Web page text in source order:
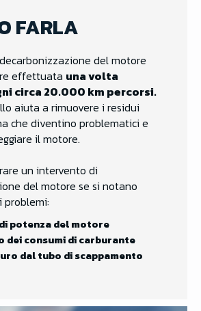
FARLA
del motore
effettuata una volta
circa 20.000 km percorsi.
aiuta a rimuovere i residui
che diventino problematici e
il motore.
un intervento di
del motore se si notano
problemi:
potenza del motore
dei consumi di carburante
dal tubo di scappamento